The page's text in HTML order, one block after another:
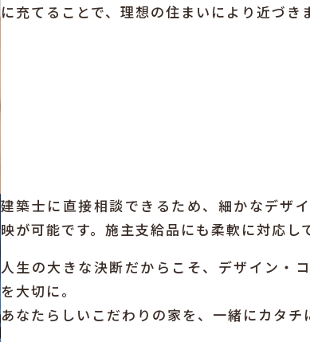
に充てることで、理想の住まいにより近づき
建築士に直接相談できるため、細かなデザ
映が可能です。施主支給品にも柔軟に対応し
人生の大きな決断だからこそ、デザイン・
を大切に。
あなたらしいこだわりの家を、一緒にカタチ